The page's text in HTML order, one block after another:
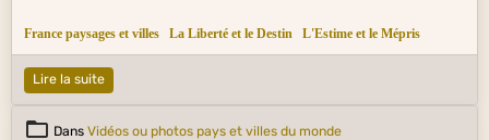
France paysages et villes La Liberté et le Destin L'Estime et le Mépris
Lire la suite
Dans Vidéos ou photos pays et villes du monde